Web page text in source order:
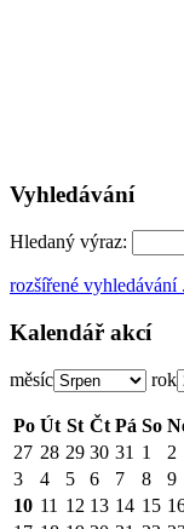
Vyhledávání
Hledaný výraz:
rozšířené vyhledávání
Kalendář akcí
měsíc rok
Po Út St Čt Pá So
27 28 29 30 31 1
2
3
4 5 6 7 8
9
10 11 12 13 14 15